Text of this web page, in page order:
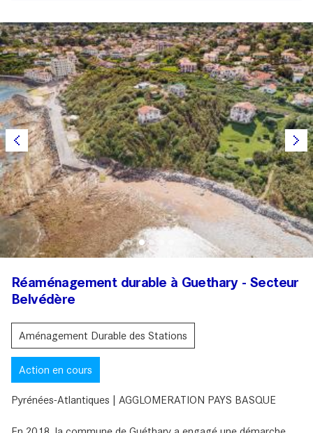
Réaménagement durable à Guethary - Secteur
Belvédère
Aménagement Durable des Stations
Action en cours
Pyrénées-Atlantiques | AGGLOMERATION PAYS BASQUE